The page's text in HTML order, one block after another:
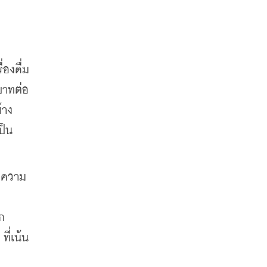
งดื่ม
ทต่อ
ง
น
วาม
เน้น